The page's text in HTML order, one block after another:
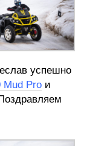
успешно
Mud Pro и